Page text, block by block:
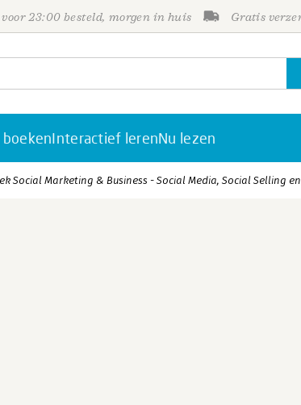
23:00 besteld, morgen in huis Gratis
Interactief lerenNu lezen
Social Marketing & Business - Social Media, Social Selling